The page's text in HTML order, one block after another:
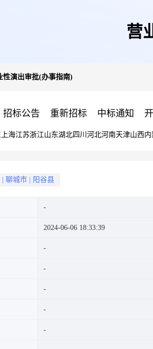
营
性演出审批(办事指南)
招标公告 重新招标 中标通知
上海江苏浙江山东湖北四川 河北河南天津山西
聊城市 阳谷县
2024-06-06 18:33:39